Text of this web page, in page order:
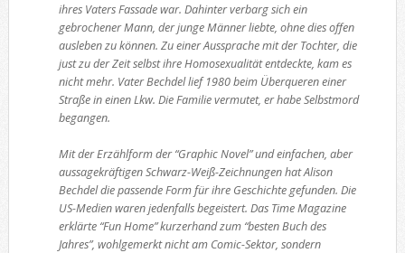
ihres Vaters Fassade war. Dahinter verbarg sich ein
gebrochener Mann, der junge Männer liebte, ohne dies offen
ausleben zu können. Zu einer Aussprache mit der Tochter, die
just zu der Zeit selbst ihre Homosexualität entdeckte, kam es
nicht mehr. Vater Bechdel lief 1980 beim Überqueren einer
Straße in einen Lkw. Die Familie vermutet, er habe Selbstmord
begangen.
Mit der Erzählform der “Graphic Novel” und einfachen, aber
aussagekräftigen Schwarz-Weiß-Zeichnungen hat Alison
Bechdel die passende Form für ihre Geschichte gefunden. Die
US-Medien waren jedenfalls begeistert. Das Time Magazine
erklärte “Fun Home” kurzerhand zum “besten Buch des
Jahres”, wohlgemerkt nicht am Comic-Sektor, sondern